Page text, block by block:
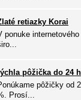
retiazky Korai
ponuke
pôžička do 24
pôžičky od
Prosí...